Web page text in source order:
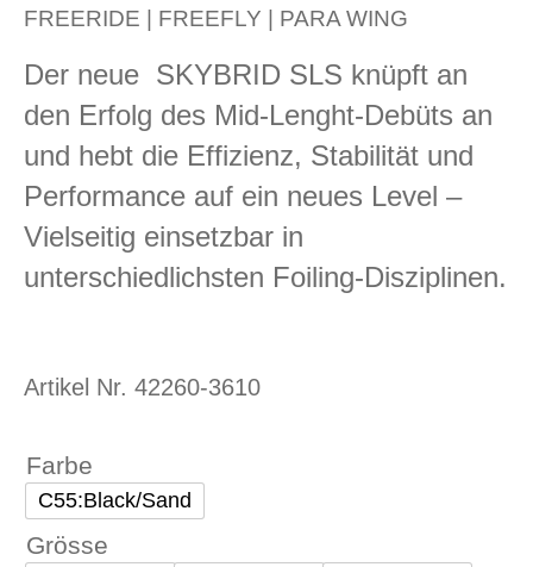
FREERIDE | FREEFLY | PARA WING
Der neue SKYBRID SLS knüpft an
den Erfolg des Mid-Lenght-Debüts an
und hebt die Effizienz, Stabilität und
Performance auf ein neues Level –
Vielseitig einsetzbar in
unterschiedlichsten Foiling-Disziplinen.
Artikel Nr. 42260-3610
Farbe
C55:Black/Sand
Grösse